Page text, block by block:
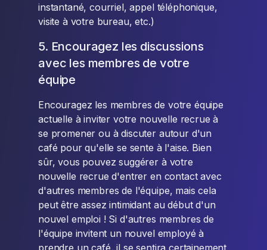
instantané, courriel, appel téléphonique,
visite à votre bureau, etc.)
5. Encouragez les discussions
avec les membres de votre
équipe
Encouragez les membres de votre équipe
actuelle à inviter votre nouvelle recrue à
se promener ou à discuter autour d'un
café pour qu'elle se sente à l'aise. Bien
sûr, vous pouvez suggérer à votre
nouvelle recrue d'entrer en contact avec
d'autres membres de l'équipe, mais cela
peut être assez intimidant au début d'un
nouvel emploi ! Si d'autres membres de
l'équipe invitent un nouvel employé à